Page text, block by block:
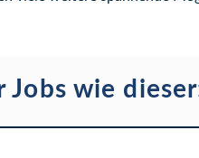
Jobs wie